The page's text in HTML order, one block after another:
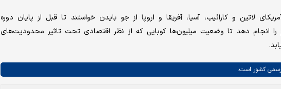
لاتین و کارائیب، آسیا، آفریقا و اروپا از جو بایدن خواستند تا قبل از پایان دوره
در ژانویه ۲۰۲۵ این اقدام را انجام دهد تا وضعیت میلیون‌ها کوبایی که از نظر اقتصادی تحت تاثیر محدودیت‌های
رسمی کشور است.